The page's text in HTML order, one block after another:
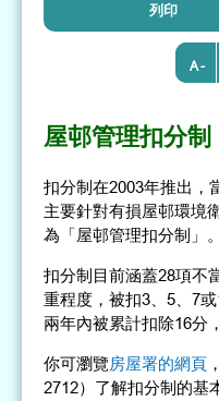
列印
-
屋邨管理扣分制
扣分制在2003年推出，
主要針對有損屋邨環境
為「屋邨管理扣分制」。
扣分制目前涵蓋28項不
重程度，被扣3、5、7
兩年內被累計扣除16分
你可瀏覽房屋署的網頁
2712）了解扣分制的基